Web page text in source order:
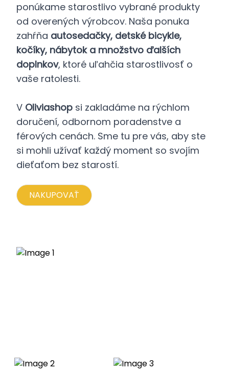
ponúkame starostlivo vybrané produkty
od overených výrobcov. Naša ponuka
zahŕňa autosedačky, detské bicykle,
kočíky, nábytok a množstvo ďalších
doplnkov, ktoré uľahčia starostlivosť o
vaše ratolesti.
V Oliviashop si zakladáme na rýchlom
doručení, odbornom poradenstve a
férových cenách. Sme tu pre vás, aby ste
si mohli užívať každý moment so svojím
dieťaťom bez starostí.
NAKUPOVAŤ